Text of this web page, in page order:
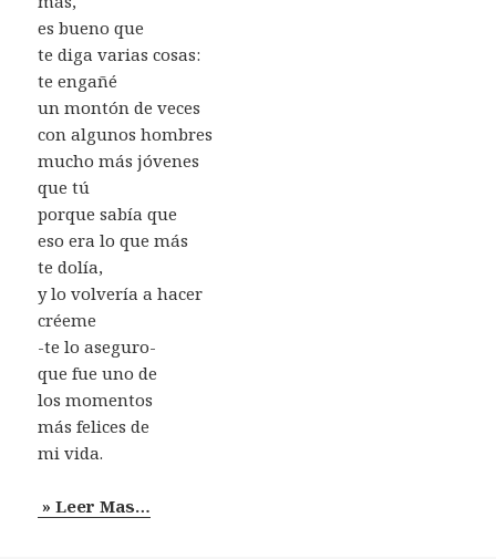
es bueno que
te diga varias cosas:
te engañé
un montón de veces
con algunos hombres
mucho más jóvenes
que tú
porque sabía que
eso era lo que más
te dolía,
y lo volvería a hacer
créeme
-te lo aseguro-
que fue uno de
los momentos
más felices de
mi vida.
» Leer Mas…